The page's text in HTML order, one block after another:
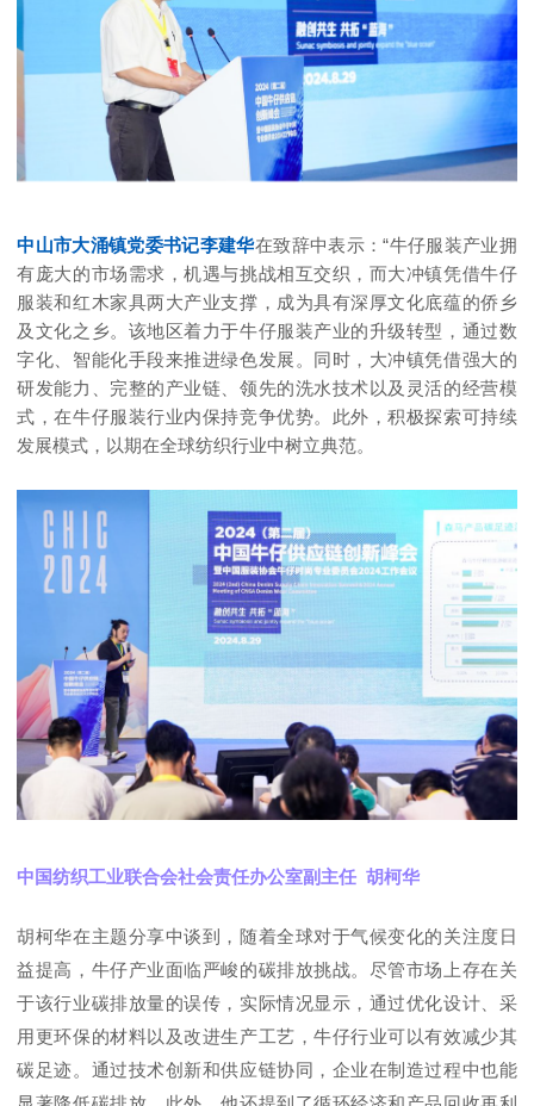
中山市大涌镇党委书记李建华在致辞中表示：“牛仔服装产业拥
有庞大的市场需求，机遇与挑战相互交织，而大冲镇凭借牛仔
服装和红木家具两大产业支撑，成为具有深厚文化底蕴的侨乡
及文化之乡。该地区着力于牛仔服装产业的升级转型，通过数
字化、智能化手段来推进绿色发展。同时，大冲镇凭借强大的
研发能力、完整的产业链、领先的洗水技术以及灵活的经营模
式，在牛仔服装行业内保持竞争优势。此外，积极探索可持续
发展模式，以期在全球纺织行业中树立典范。
中国纺织工业联合会社会责任办公室副主任 胡柯华
胡柯华在主题分享中谈到，随着全球对于气候变化的关注度日
益提高，牛仔产业面临严峻的碳排放挑战。尽管市场上存在关
于该行业碳排放量的误传，实际情况显示，通过优化设计、采
用更环保的材料以及改进生产工艺，牛仔行业可以有效减少其
碳足迹。通过技术创新和供应链协同，企业在制造过程中也能